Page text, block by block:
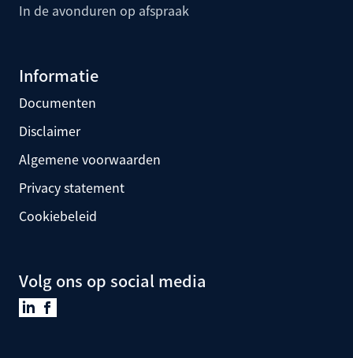
In de avonduren op afspraak
Informatie
Documenten
Disclaimer
Algemene voorwaarden
Privacy statement
Cookiebeleid
Volg ons op social media